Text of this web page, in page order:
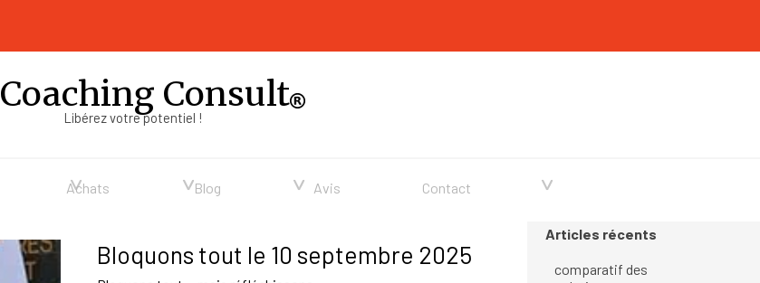
Coaching Consult
Libérez votre potentiel !
▼
Achats ▼
Blog ▼
Avis Contact
Bloquons tout le 10 septembre 2025
Sauter le bloc Articles récents
Articles récents
comparatif des